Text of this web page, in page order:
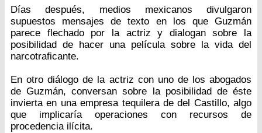
Días después, medios mexicanos divulgaron
supuestos mensajes de texto en los que Guzmán
parece flechado por la actriz y dialogan sobre la
posibilidad de hacer una película sobre la vida del
narcotraficante.
En otro diálogo de la actriz con uno de los abogados
de Guzmán, conversan sobre la posibilidad de éste
invierta en una empresa tequilera de del Castillo, algo
que implicaría operaciones con recursos de
procedencia ilícita.